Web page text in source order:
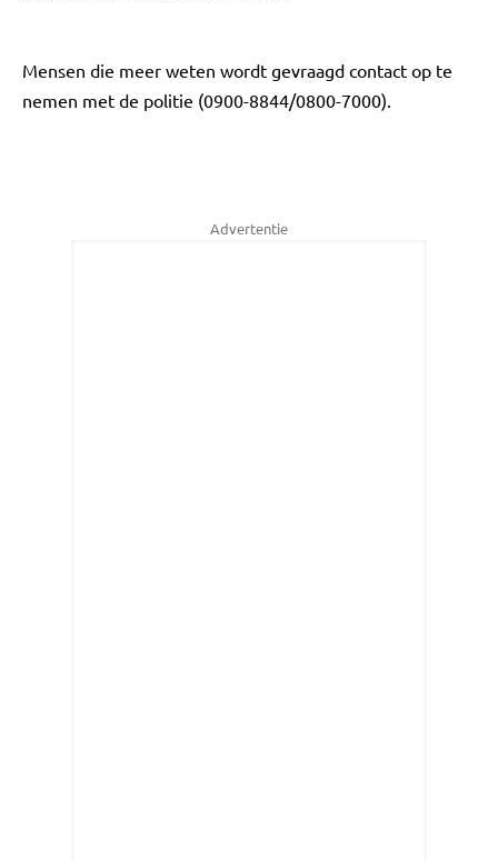
Mensen die meer weten wordt gevraagd contact op te
nemen met de politie (0900-8844/0800-7000).
Advertentie